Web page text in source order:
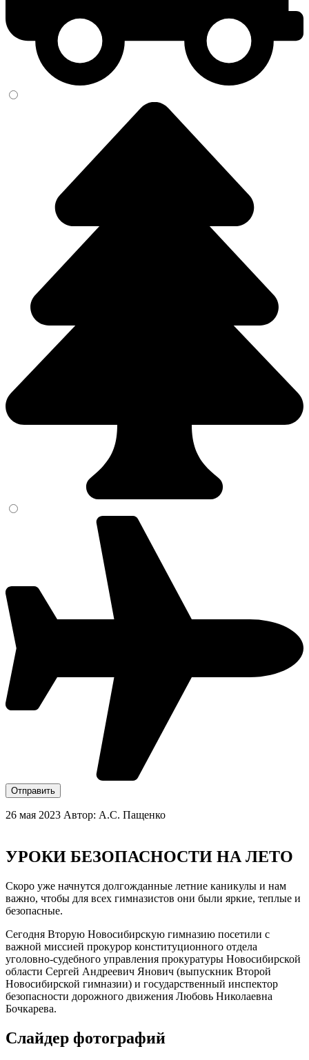
Отправить
26 мая 2023 Автор: А.С. Пащенко
УРОКИ БЕЗОПАСНОСТИ НА ЛЕТО
Скоро уже начнутся долгожданные летние каникулы и нам
важно, чтобы для всех гимназистов они были яркие, теплые и
безопасные.
Сегодня Вторую Новосибирскую гимназию посетили с
важной миссией прокурор конституционного отдела
уголовно-судебного управления прокуратуры Новосибирской
области Сергей Андреевич Янович (выпускник Второй
Новосибирской гимназии) и государственный инспектор
безопасности дорожного движения Любовь Николаевна
Бочкарева.
Слайдер фотографий